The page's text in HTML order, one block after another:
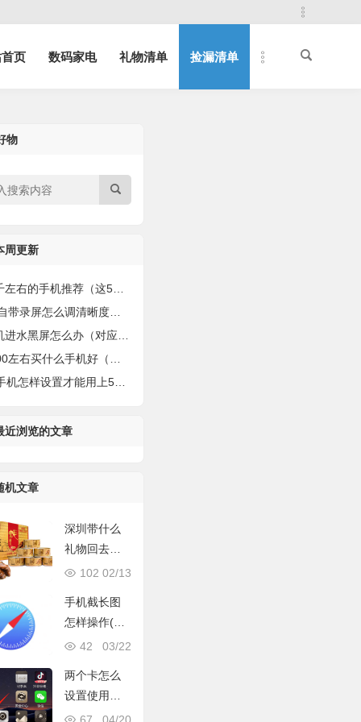
首页 数码家电 礼物清单 捡漏清单
物
周更新
的手机推荐（这5款“8+256G”的性能强的手机）
屏怎么调清晰度（手把手教你录制有声视频！）
水黑屏怎么办（对应4种解决方法）
买什么手机好（值得购买的手机盘点）
样设置才能用上5g（正确开启5G的高速网络）
近浏览的文章
机文章
深圳带什么
礼物回去好
（广东深圳
产）
02/13
102
手机截长图
怎样操作(附
送3个苹果手
03/22
42
两个卡怎么
设置使用哪
个的流量